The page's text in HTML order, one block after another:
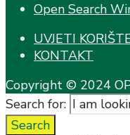
Open Search
UVJETI
KONTAKT
Copyright © 2024
Search for:
Search